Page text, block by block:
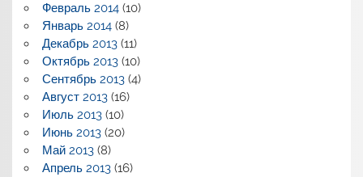
Февраль 2014(10)
Январь 2014(8)
Декабрь 2013(11)
Октябрь 2013(10)
Сентябрь 2013(4)
Август 2013(16)
Июль 2013(10)
Июнь 2013(20)
Май 2013(8)
Апрель 2013(16)